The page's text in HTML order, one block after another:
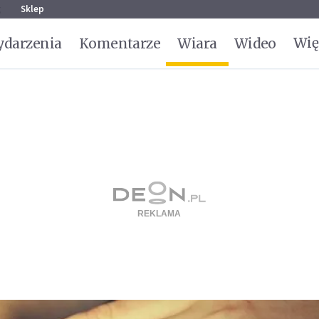
Sklep
Komentarze Wiara Wideo